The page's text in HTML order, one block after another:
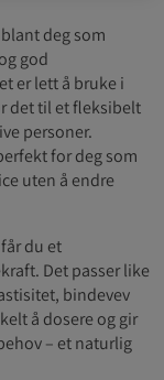
deg som
god
er lett å bruke i
det til et fleksibelt
personer.
for deg som
uten å endre
du et
Det passer like
bindevev
å dosere og gir
– et naturlig